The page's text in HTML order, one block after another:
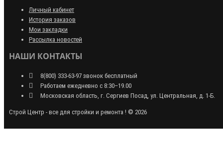
Личный кабинет
История заказов
Мои закладки
Рассылка новостей
НАШИ КОНТАКТЫ
8(800) 333-63-97 звонок бесплатный
Работаем ежедневно с 8:30–19.00
Московская область, г. Сергиев Посад, ул. Центральная, д. 1-Б.
Строй Центр - все для стройки и ремонта ! © 2026